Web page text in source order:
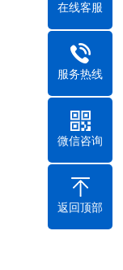
在线客服
服务热线
微信咨询
返回顶部